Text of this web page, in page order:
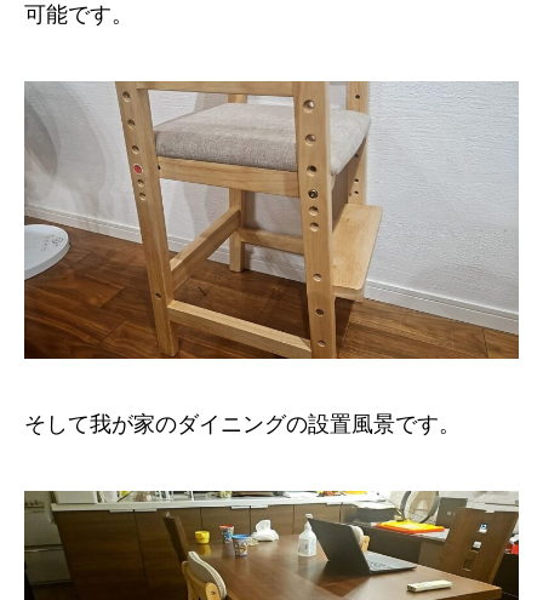
可能です。
そして我が家のダイニングの設置風景です。